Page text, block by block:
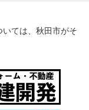
ては、秋田市がそ